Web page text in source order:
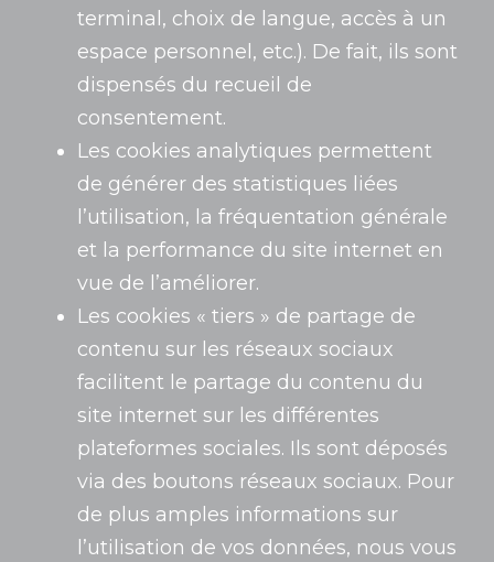
terminal, choix de langue, accès à un
espace personnel, etc.). De fait, ils sont
dispensés du recueil de
consentement.
Les cookies analytiques permettent
de générer des statistiques liées
l’utilisation, la fréquentation générale
et la performance du site internet en
vue de l’améliorer.
Les cookies « tiers » de partage de
contenu sur les réseaux sociaux
facilitent le partage du contenu du
site internet sur les différentes
plateformes sociales. Ils sont déposés
via des boutons réseaux sociaux. Pour
de plus amples informations sur
l’utilisation de vos données, nous vous